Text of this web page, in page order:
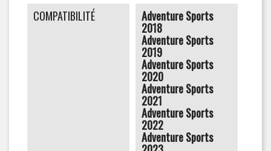
COMPATIBILITÉ Adventure Sports
2018
Adventure Sports
2019
Adventure Sports
2020
Adventure Sports
2021
Adventure Sports
2022
Adventure Sports